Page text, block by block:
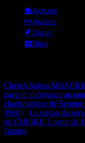
Accueil
Audios
Durus
Blog
Cheikh Saliou
pacte d’allégeance au
charismatique de
1968)
La raison du
du CHEIKH à partir de
Bamba